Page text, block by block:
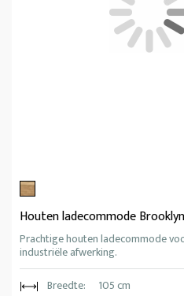
Houten ladecommode
Prachtige houten ladecommode
industriële afwerking.
Breedte:
105 cm